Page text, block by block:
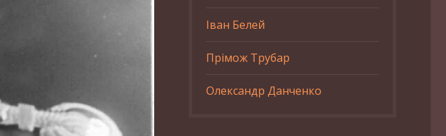
Іван Белей
Прімож Трубар
Олександр Данченко